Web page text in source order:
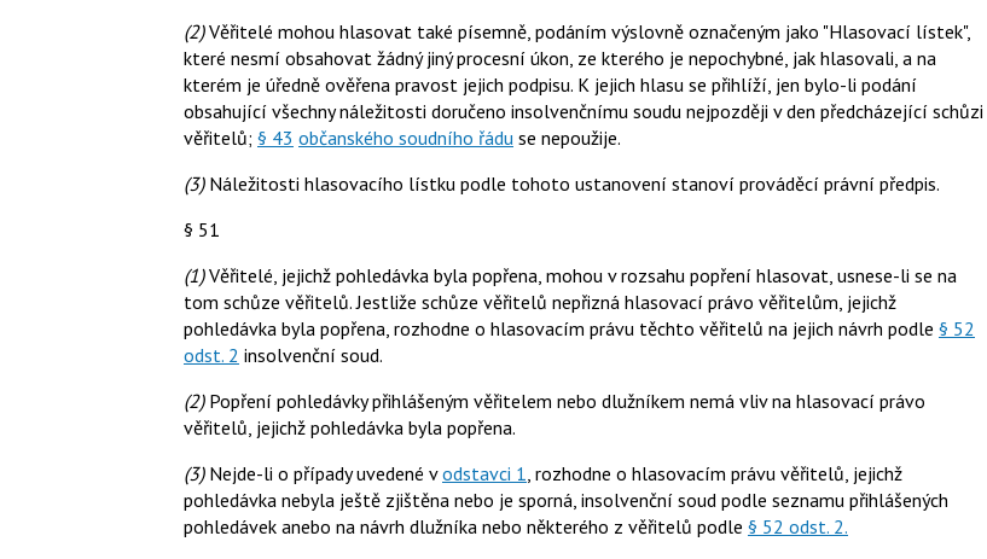
(2)Věřitelé mohou hlasovat také písemně, podáním výslovně označeným jako "Hlasovací lístek",
které nesmí obsahovat žádný jiný procesní úkon, ze kterého je nepochybné, jak hlasovali, a na
kterém je úředně ověřena pravost jejich podpisu. K jejich hlasu se přihlíží, jen bylo-li podání
obsahující všechny náležitosti doručeno insolvenčnímu soudu nejpozději v den předcházející schůzi
věřitelů; § 43 občanského soudního řádu se nepoužije.
(3)Náležitosti hlasovacího lístku podle tohoto ustanovení stanoví prováděcí právní předpis.
§ 51
(1)Věřitelé, jejichž pohledávka byla popřena, mohou v rozsahu popření hlasovat, usnese-li se na
tom schůze věřitelů. Jestliže schůze věřitelů nepřizná hlasovací právo věřitelům, jejichž
pohledávka byla popřena, rozhodne o hlasovacím právu těchto věřitelů na jejich návrh podle § 52
odst. 2 insolvenční soud.
(2)Popření pohledávky přihlášeným věřitelem nebo dlužníkem nemá vliv na hlasovací právo
věřitelů, jejichž pohledávka byla popřena.
(3)Nejde-li o případy uvedené vodstavci 1, rozhodne o hlasovacím právu věřitelů, jejichž
pohledávka nebyla ještě zjištěna nebo je sporná, insolvenční soud podle seznamu přihlášených
pohledávek anebo na návrh dlužníka nebo některého z věřitelů podle § 52 odst. 2.